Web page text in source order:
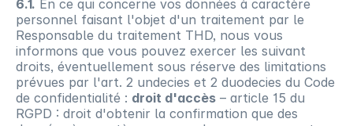
6.1. En ce qui concerne vos données à caractère
personnel faisant l'objet d'un traitement par le
Responsable du traitement THD, nous vous
informons que vous pouvez exercer les suivant
droits, éventuellement sous réserve des limitations
prévues par l'art. 2 undecies et 2 duodecies du Code
de confidentialité : droit d'accès – article 15 du
RGPD : droit d'obtenir la confirmation que des